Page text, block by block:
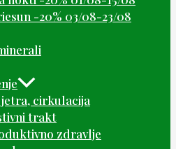
-20% 03/08-23/08
jetra, cirkulacija
trakt
zdravlje